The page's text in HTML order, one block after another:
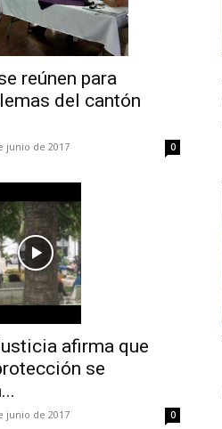
reúnen para
del cantón
junio de 2017 0
afirma que
se
junio de 2017 0